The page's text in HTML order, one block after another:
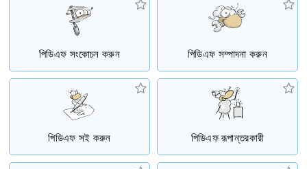
পিডিএফ সংকোচন করুন পিডিএফ সম্পাদনা করুন
পিডিএফ সই করুন পিডিএফ রূপান্তরকারী